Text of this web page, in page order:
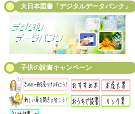
大日本図書「デジタルデータバンク」
子供の読書キャンペーン